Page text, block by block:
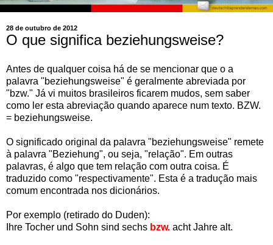
28 de outubro de 2012
O que significa beziehungsweise?
Antes de qualquer coisa há de se mencionar que o a
palavra "beziehungsweise" é geralmente abreviada por
"bzw." Já vi muitos brasileiros ficarem mudos, sem saber
como ler esta abreviação quando aparece num texto. BZW.
= beziehungsweise.
O significado original da palavra "beziehungsweise" remete
à palavra "Beziehung", ou seja, "relação". Em outras
palavras, é algo que tem relação com outra coisa. É
traduzido como "respectivamente". Esta é a tradução mais
comum encontrada nos dicionários.
Por exemplo (retirado do Duden):
Ihre Tocher und Sohn sind sechs bzw. acht Jahre alt.